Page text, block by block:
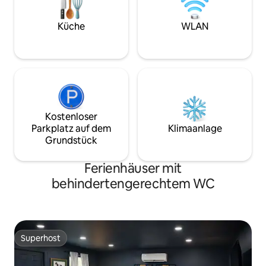
Meile. DPAC/Durham Bulls; 1,5 Meilen.
Carolina Theatre; 3 Meilen. Duke U/Med
Cntr. Keine zusätzliche
Küche WLAN
Kostenloser
Parkplatz auf dem
Grundstück
Klimaanlage
Ferienhäuser mit
behindertengerechtem WC
Superhost
Superhost